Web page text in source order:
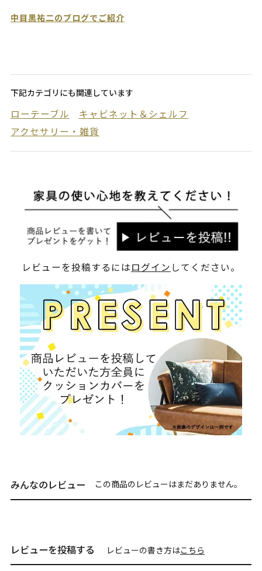
中目黒祐二のブログでご紹介
下記カテゴリにも関連しています
ローテーブル
キャビネット＆シェルフ
アクセサリー・雑貨
レビューを投稿するにはログイン してください。
みんなのレビュー この商品のレビューはまだありません。
レビューを投稿する レビューの書き方はこちら